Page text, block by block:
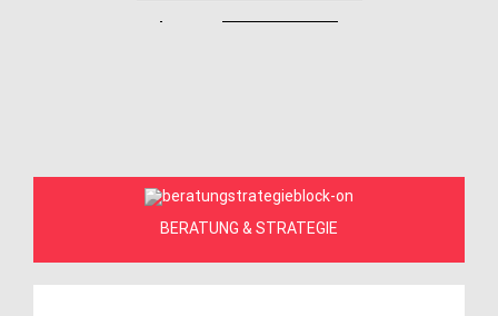
BERATUNG & STRATEGIE